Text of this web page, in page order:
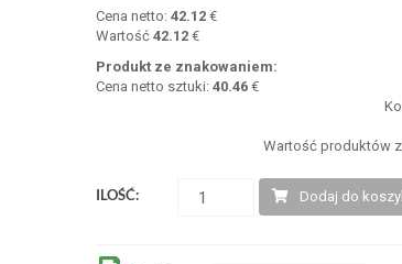
Cena netto:42.12 €
Wartość42.12 €
Produkt ze znakowaniem:
Cena netto sztuki:40.46 €
Wartość produktów
ILOŚĆ: Dodaj do